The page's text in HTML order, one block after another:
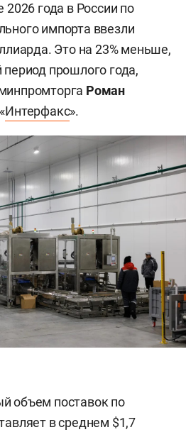
2026 года в России по
импорта ввезли
Это на 23% меньше,
прошлого года,
Роман
Интерфакс».
объем поставок по
в среднем $1,7